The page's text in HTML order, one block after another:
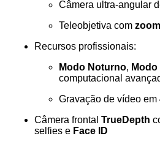
Câmera ultra-angular
Teleobjetiva com
Recursos profissionais:
Modo Noturno,
computacional
Gravação de vídeo em
Câmera frontal TrueDepth
selfies e Face ID